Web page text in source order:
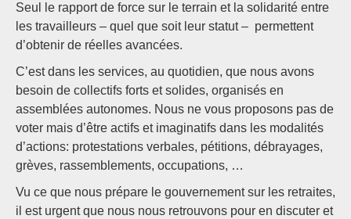
Seul le rapport de force sur le terrain et la solidarité entre
les travailleurs – quel que soit leur statut – permettent
d’obtenir de réelles avancées.
C’est dans les services, au quotidien, que nous avons
besoin de collectifs forts et solides, organisés en
assemblées autonomes. Nous ne vous proposons pas de
voter mais d’être actifs et imaginatifs dans les modalités
d’actions: protestations verbales, pétitions, débrayages,
grèves, rassemblements, occupations, …
Vu ce que nous prépare le gouvernement sur les retraites,
il est urgent que nous nous retrouvons pour en discuter et